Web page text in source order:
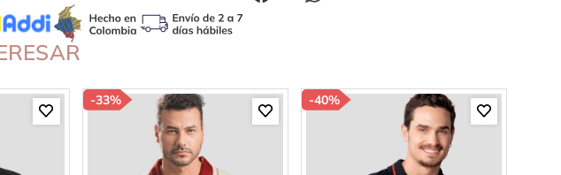
-33% -40%